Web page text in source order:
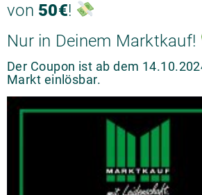
von 50€!
Nur in Deinem Marktkauf!
Der Coupon ist ab dem
Markt einlösbar.